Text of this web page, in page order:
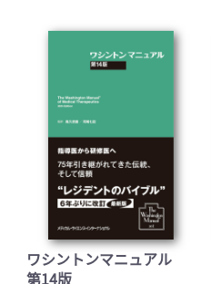
ワシントンマニュアル
第14版